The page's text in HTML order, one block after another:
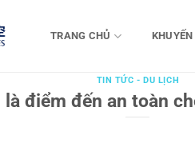
TRANG CHỦ
TIN TỨC - DU LỊCH
là điểm đến an toàn